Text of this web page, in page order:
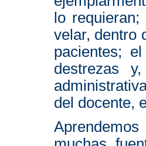
lo
velar, dentro
pacientes;
destrezas
del docente,